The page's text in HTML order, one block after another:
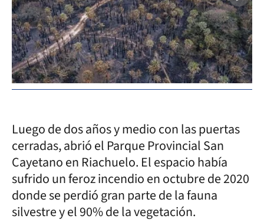
Luego de dos años y medio con las puertas
cerradas, abrió el Parque Provincial San
Cayetano en Riachuelo. El espacio había
sufrido un feroz incendio en octubre de 2020
donde se perdió gran parte de la fauna
silvestre y el 90% de la vegetación.